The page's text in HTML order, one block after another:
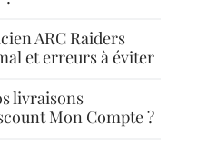
ARC Raiders
et erreurs à éviter
livraisons
Mon Compte ?